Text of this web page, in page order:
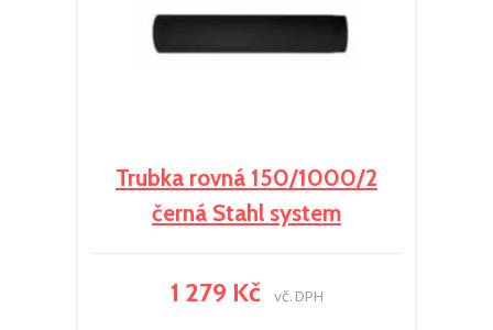
Trubka rovná 150/1000/2
černá Stahl system
1 279 Kč vč. DPH